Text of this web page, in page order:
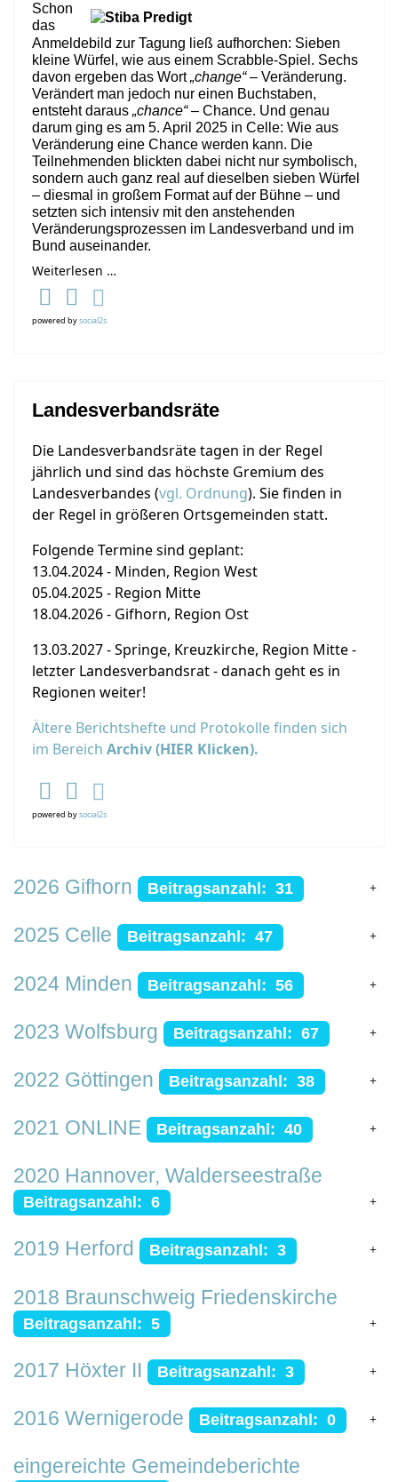
Schon
das
Anmeldebild zur Tagung ließ aufhorchen: Sieben
kleine Würfel, wie aus einem Scrabble-Spiel. Sechs
davon ergeben das Wort„change“– Veränderung.
Verändert man jedoch nur einen Buchstaben,
entsteht daraus „chance“– Chance. Und genau
darum ging es am 5. April 2025 in Celle: Wie aus
Veränderung eine Chance werden kann. Die
Teilnehmenden blickten dabei nicht nur symbolisch,
sondern auch ganz real auf dieselben sieben Würfel
– diesmal in großem Format auf der Bühne – und
setzten sich intensiv mit den anstehenden
Veränderungsprozessen im Landesverband und im
Bund auseinander.
Weiterlesen …
powered bysocial2s
Landesverbandsräte
Die Landesverbandsräte tagen in der Regel
jährlich und sind das höchste Gremium des
Landesverbandes (vgl. Ordnung). Sie finden in
der Regel in größeren Ortsgemeinden statt.
Folgende Termine sind geplant:
13.04.2024 - Minden, Region West
05.04.2025 - Region Mitte
18.04.2026 - Gifhorn, Region Ost
13.03.2027 - Springe, Kreuzkirche, Region Mitte -
letzter Landesverbandsrat - danach geht es in
Regionen weiter!
Ältere Berichtshefte und Protokolle finden sich
im Bereich Archiv (HIER Klicken).
powered bysocial2s
2026 Gifhorn Beitragsanzahl: 31
2025 Celle Beitragsanzahl: 47
2024 Minden Beitragsanzahl: 56
2023 Wolfsburg Beitragsanzahl: 67
2022 Göttingen Beitragsanzahl: 38
2021 ONLINE Beitragsanzahl: 40
2020 Hannover, Walderseestraße
Beitragsanzahl: 6
2019 Herford Beitragsanzahl: 3
2018 Braunschweig Friedenskirche
Beitragsanzahl: 5
2017 Höxter II Beitragsanzahl: 3
2016 Wernigerode Beitragsanzahl: 0
eingereichte Gemeindeberichte